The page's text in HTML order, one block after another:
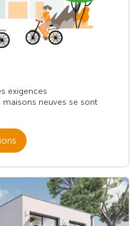
exigences
neuves se sont